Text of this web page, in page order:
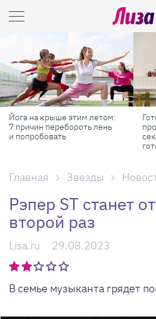
Готовь как шеф-повар: 6
профессиональных
секретов, которые помогут
Главная Звезды
Рэпер ST станет
второй раз
Lisa.ru 29.08.2023
В семье музыканта грядет